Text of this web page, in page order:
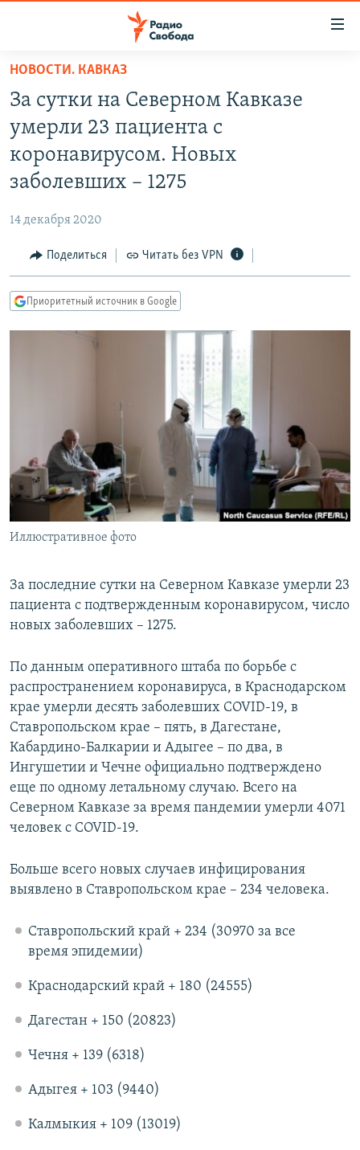
упрощенного
доступа
основному
содержанию
навигации
Вернутся
ПОДКАСТЫ
АВТОРСКИЕ ПРОЕКТЫ
ЦИТАТЫ СВОБОДЫ
КУЛЬТУРА
IDEL.РЕАЛИИ
КАВКАЗ.РЕАЛИИ
СИБИРЬ.РЕАЛИИ
ПОДПИШИТЕСЬ НА РАССЫЛКУ
СОЦИАЛЬНЫЕ СЕТИ
НОВОСТИ. КАВКАЗ
За сутки на Северном Кавказе
умерли 23 пациента с
коронавирусом. Новых
заболевших – 1275
14 декабря 2020
Поделиться Читать без VPN
Приоритетный источник в Google
Иллюстративное фото
За последние сутки на Северном Кавказе умерли 23
пациента с подтвержденным коронавирусом, число
новых заболевших – 1275.
По данным оперативного штаба по борьбе с
распространением коронавируса, в Краснодарском
крае умерли десять заболевших COVID-19, в
Ставропольском крае – пять, в Дагестане,
Кабардино-Балкарии и Адыгее – по два, в
Ингушетии и Чечне официально подтверждено
еще по одному летальному случаю. Всего на
Северном Кавказе за время пандемии умерли 4071
человек с COVID-19.
Больше всего новых случаев инфицирования
выявлено в Ставропольском крае – 234 человека.
Ставропольский край + 234 (30970 за все
время эпидемии)
Краснодарский край + 180 (24555)
Дагестан + 150 (20823)
Чечня + 139 (6318)
Адыгея + 103 (9440)
Калмыкия + 109 (13019)